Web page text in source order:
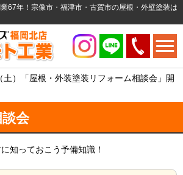
67年！宗像市・福津市・古賀市の屋根・外壁塗装は
土）「屋根・外装塗装リフォーム相談会」開
会
知っておこう予備知識！